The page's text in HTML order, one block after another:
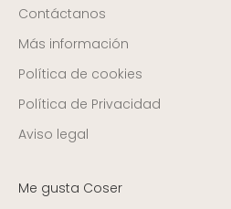
Contáctanos
Más información
Política de cookies
Política de Privacidad
Aviso legal
Me gusta Coser